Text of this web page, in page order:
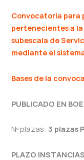
Convocatoria para
pertenecientes a
subescala de
mediante el
Bases de la
PUBLICADO EN
Nº plazas: 3 plazas
PLAZO